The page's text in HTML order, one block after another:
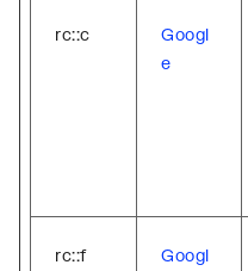
rc::c
Googl
e
rc::f
Googl